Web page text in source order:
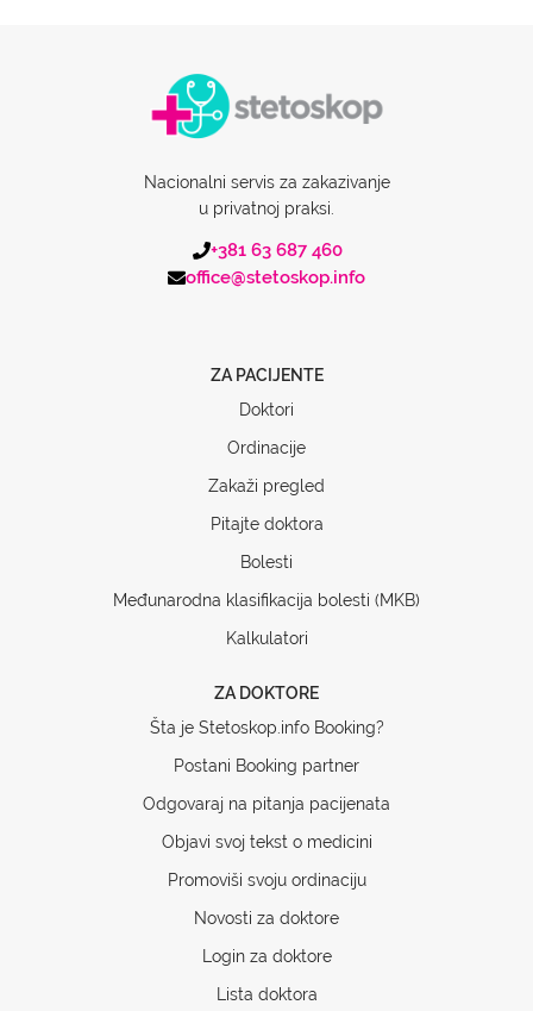
Nacionalni servis za zakazivanje
u privatnoj praksi.
+381 63 687 460
office@stetoskop.info
ZA PACIJENTE
Doktori
Ordinacije
Zakaži pregled
Pitajte doktora
Bolesti
Međunarodna klasifikacija bolesti (MKB)
Kalkulatori
ZA DOKTORE
Šta je Stetoskop.info Booking?
Postani Booking partner
Odgovaraj na pitanja pacijenata
Objavi svoj tekst o medicini
Promoviši svoju ordinaciju
Novosti za doktore
Login za doktore
Lista doktora